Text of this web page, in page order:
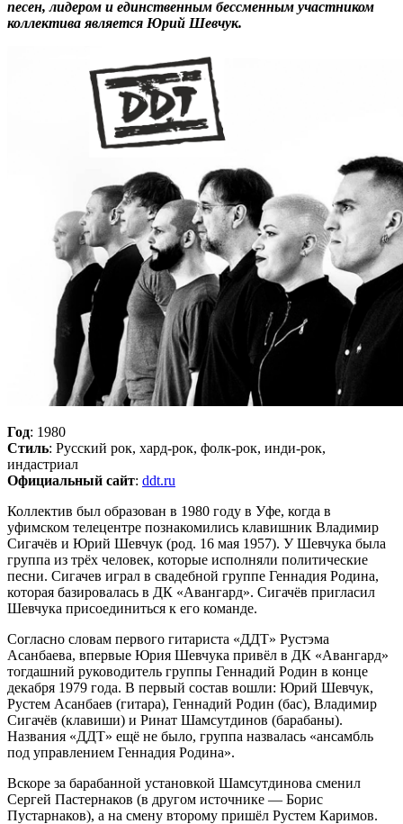
песен, лидером и единственным бессменным участником
коллектива является Юрий Шевчук.
Год: 1980
Стиль: Русский рок, хард-рок, фолк-рок, инди-рок,
индастриал
Официальный сайт: ddt.ru
Коллектив был образован в 1980 году в Уфе, когда в
уфимском телецентре познакомились клавишник Владимир
Сигачёв и Юрий Шевчук (род. 16 мая 1957). У Шевчука была
группа из трёх человек, которые исполняли политические
песни. Сигачев играл в свадебной группе Геннадия Родина,
которая базировалась в ДК «Авангард». Сигачёв пригласил
Шевчука присоединиться к его команде.
Согласно словам первого гитариста «ДДТ» Рустэма
Асанбаева, впервые Юрия Шевчука привёл в ДК «Авангард»
тогдашний руководитель группы Геннадий Родин в конце
декабря 1979 года. В первый состав вошли: Юрий Шевчук,
Рустем Асанбаев (гитара), Геннадий Родин (бас), Владимир
Сигачёв (клавиши) и Ринат Шамсутдинов (барабаны).
Названия «ДДТ» ещё не было, группа назвалась «ансамбль
под управлением Геннадия Родина».
Вскоре за барабанной установкой Шамсутдинова сменил
Сергей Пастернаков (в другом источнике — Борис
Пустарнаков), а на смену второму пришёл Рустем Каримов.